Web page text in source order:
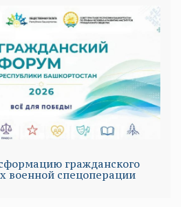
гражданского
военной спецоперации